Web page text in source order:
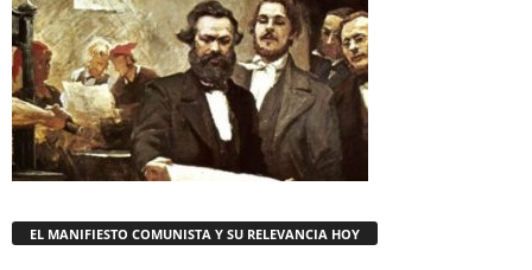
EL MANIFIESTO COMUNISTA Y SU RELEVANCIA HOY